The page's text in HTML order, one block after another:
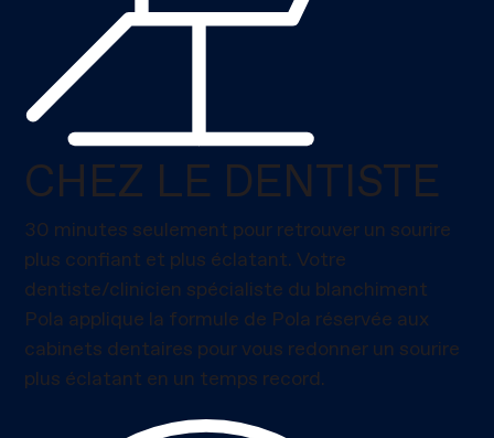
CHEZ LE DENTISTE
30 minutes seulement pour retrouver un sourire
plus confiant et plus éclatant. Votre
dentiste/clinicien spécialiste du blanchiment
Pola applique la formule de Pola réservée aux
cabinets dentaires pour vous redonner un sourire
plus éclatant en un temps record.